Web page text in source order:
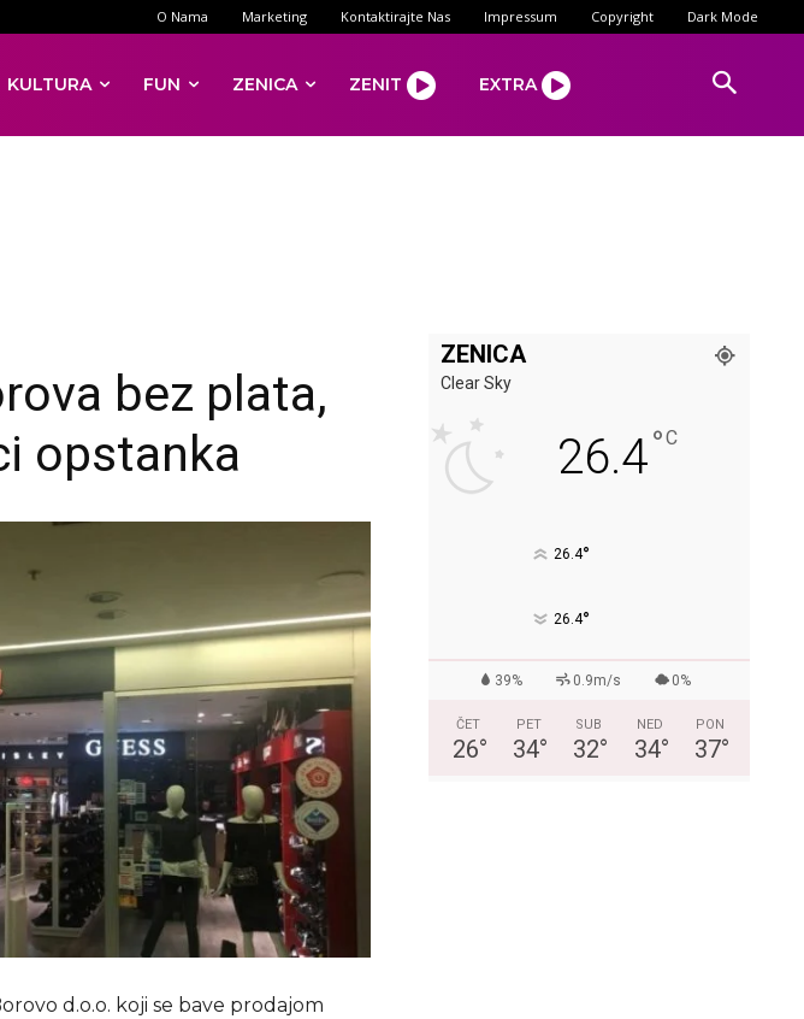
O Nama Marketing Kontaktirajte Nas Impressum Copyright Dark Mode
KULTURA FUN ZENICA ZENIT EXTRA
bez plata,
opstanka
d.o.o. koji se bave prodajom
ZENICA
Clear Sky
26.4°C
26.4°
26.4°
39% 0.9m/s 0%
ČET
26°
PET
34°
SUB
32°
NED
34°
PON
37°